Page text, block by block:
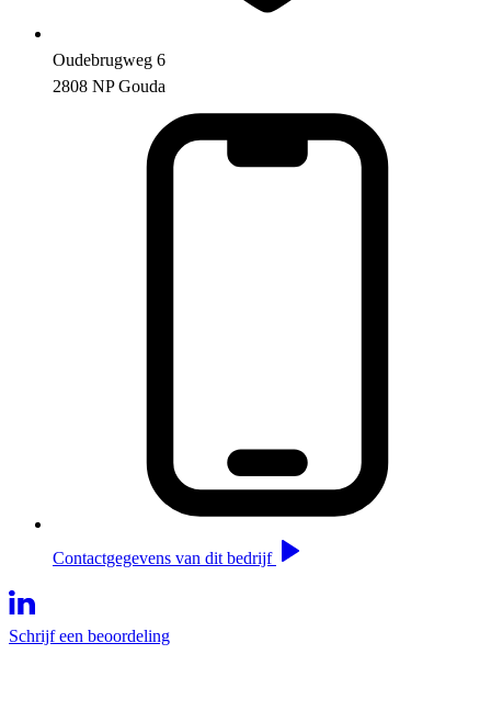
Oudebrugweg 6
2808 NP Gouda
Contactgegevens van dit bedrijf
Schrijf een beoordeling